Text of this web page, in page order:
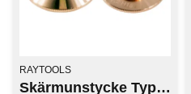
RAYTOOLS
Skärmunstycke Typ "S" 1-3kw